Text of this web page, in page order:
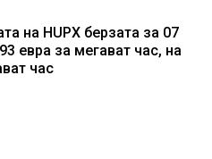
на HUPX берзата за 07
евра за мегават час, на
час